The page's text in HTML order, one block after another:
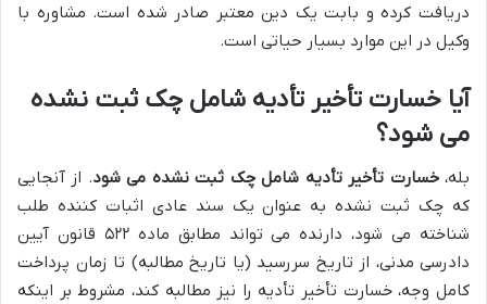
دریافت کرده و بابت یک دین معتبر صادر شده است. مشاوره با
وکیل در این موارد بسیار حیاتی است.
آیا خسارت تأخیر تأدیه شامل چک ثبت نشده
می شود؟
بله،خسارت تأخیر تأدیه شامل چک ثبت نشده می شود. از آنجایی
که چک ثبت نشده به عنوان یک سند عادی اثبات کننده طلب
شناخته می شود، دارنده می تواند مطابق ماده ۵۲۲ قانون آیین
دادرسی مدنی، از تاریخ سررسید (یا تاریخ مطالبه) تا زمان پرداخت
کامل وجه، خسارت تأخیر تأدیه را نیز مطالبه کند، مشروط بر اینکه